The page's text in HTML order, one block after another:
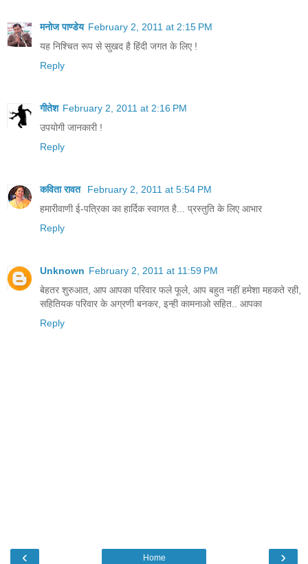
मनोज पाण्डेय February 2, 2011 at 2:15 PM
यह निश्चित रूप से सुखद है हिंदी जगत के लिए !
Reply
गीतेश February 2, 2011 at 2:16 PM
उपयोगी जानकारी !
Reply
कविता रावत
February 2, 2011 at 5:54 PM
हमारीवाणी ई-पत्रिका का हार्दिक स्वागत है... प्रस्तुति के लिए आभार
Reply
Unknown February 2, 2011 at 11:59 PM
बेहतर शुरुआत, आप आपका परिवार फले फूले, आप बहुत नहीं हमेशा महकते रही,
सहितियक परिवार के अग्रणी बनकर, इन्ही कामनाओ सहित.. आपका
Reply
‹ ›
Home